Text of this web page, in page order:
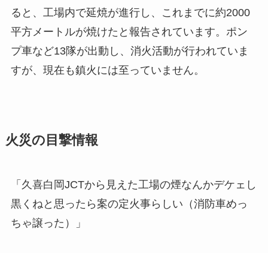
ると、工場内で延焼が進行し、これまでに約2000
平方メートルが焼けたと報告されています。ポン
プ車など13隊が出動し、消火活動が行われていま
すが、現在も鎮火には至っていません。
火災の目撃情報
「久喜白岡JCTから見えた工場の煙なんかデケェし
黒くねと思ったら案の定火事らしい（消防車めっ
ちゃ譲った）」